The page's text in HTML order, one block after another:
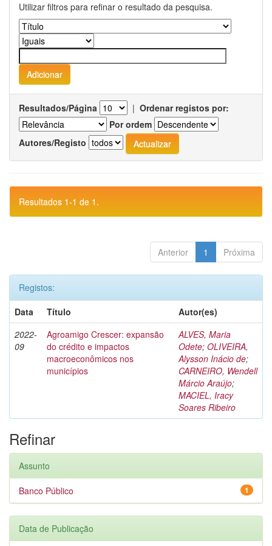
Utilizar filtros para refinar o resultado da pesquisa.
Resultados/Página | Ordenar registos por:
Por ordem
Autores/Registo
Resultados 1-1 de 1.
Anterior 1 Próxima
Registos:
Data
Título
Autor(es)
2022-
09
Agroamigo Crescer: expansão
do crédito e impactos
macroeconômicos nos
municípios
ALVES, Maria
Odete; OLIVEIRA,
Alysson Inácio de;
CARNEIRO, Wendell
Márcio Araújo;
MACIEL, Iracy
Soares Ribeiro
Refinar
Assunto
1
Banco Público
Data de Publicação